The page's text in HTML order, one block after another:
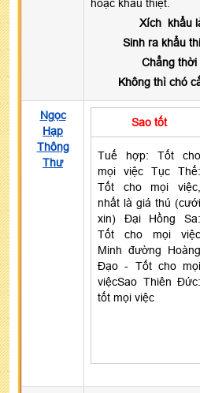
hoặc khẩu thiệt.
Xích khẩu
Sinh ra khẩu
Chẳng thời
Không thì chó
Ngọc
Hạp
Thông
Thư
Sao tốt
Tuế hợp: Tốt cho
mọi việc Tục Thế:
Tốt cho mọi việc,
nhất là giá thú (cưới
xin) Đại Hồng Sa:
Tốt cho mọi việc
Minh đường Hoàng
Đạo - Tốt cho mọi
việcSao Thiên Đức:
tốt mọi việc